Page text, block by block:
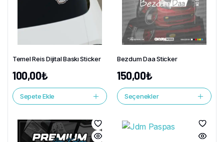
Temel Reis Dijital Baskı Sticker
100,00₺
Sepete Ekle
Bezdum Daa Sticker
150,00₺
Seçenekler